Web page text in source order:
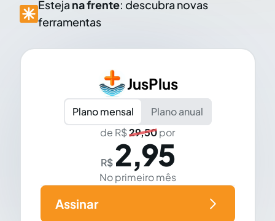
Esteja na frente: descubra novas
ferramentas
JusPlus
Plano mensal
Plano anual
de R$29,50por
R$ 2,95
No primeiro mês
Assinar